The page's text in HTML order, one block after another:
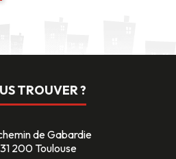
TROUVER ?
de Gabardie
31 200 Toulouse